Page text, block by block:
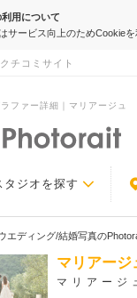
用について
サービス向上のためCookie
チコミサイト
ラファー詳細｜マリアージ
タジオを探す
エディング/結婚写真の
マリアー
マリアージ